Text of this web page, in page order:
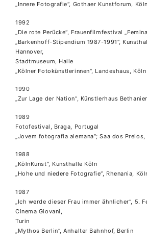
„Innere Fotografie“, Gothaer Kunstforum, Köln
1992
„Die rote Perücke“, Frauenfilmfestival
„Barkenhoff-Stipendium 1987-1991“,
Hannover,
Stadtmuseum, Halle
„Kölner Fotokünstlerinnen“, Landeshaus, Köln
1990
„Zur Lage der Nation“, Künstlerhaus
1989
Fotofestival, Braga, Portugal
„Jovem fotografia alemana“; Saa dos
1988
„KölnKunst“, Kunsthalle Köln
„Hohe und niedere Fotografie“, Rhenania,
1987
„Ich werde dieser Frau immer ähnlicher“, 5.
Cinema Giovani,
Turin
„Mythos Berlin“, Anhalter Bahnhof, Berlin